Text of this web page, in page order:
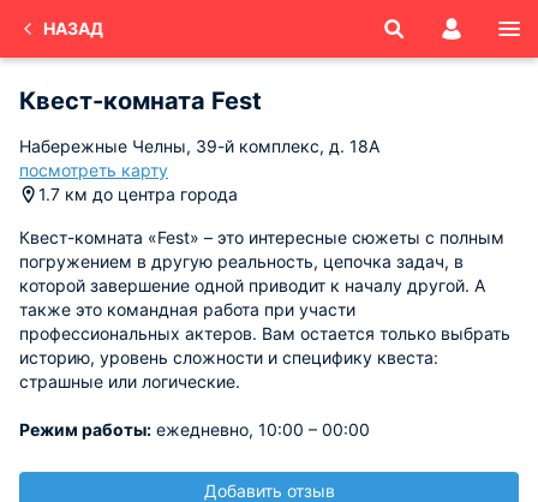
НАЗАД
Квест-комната Fest
Набережные Челны, 39-й комплекс, д. 18А
посмотреть карту
1.7 км до центра города
Квест-комната «Fest» – это интересные сюжеты с полным
погружением в другую реальность, цепочка задач, в
которой завершение одной приводит к началу другой. А
также это командная работа при участи
профессиональных актеров. Вам остается только выбрать
историю, уровень сложности и специфику квеста:
страшные или логические.
Режим работы: ежедневно, 10:00 – 00:00
Добавить отзыв